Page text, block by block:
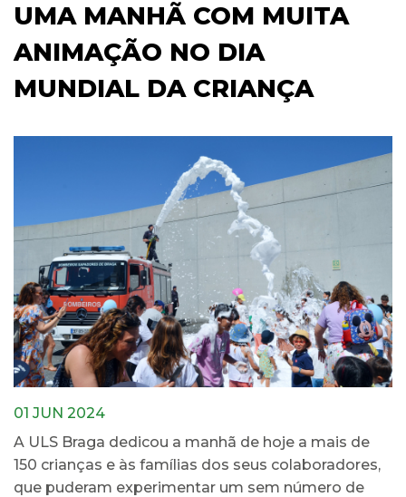
UMA MANHÃ COM MUITA
ANIMAÇÃO NO DIA
MUNDIAL DA CRIANÇA
01 JUN 2024
A ULS Braga dedicou a manhã de hoje a mais de
150 crianças e às famílias dos seus colaboradores,
que puderam experimentar um sem número de